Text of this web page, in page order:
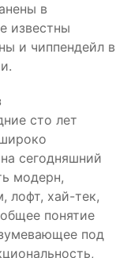
в
известны
и чиппендейл в
сто лет
сегодняшний
модерн,
лофт, хай-тек,
понятие
под